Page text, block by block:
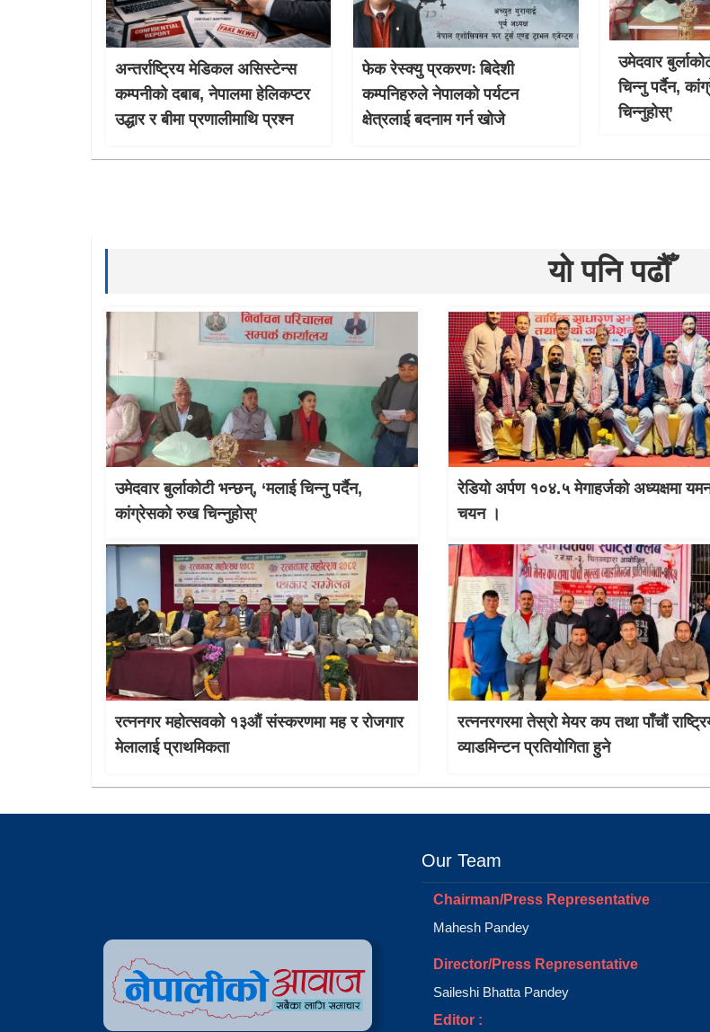
अन्तर्राष्ट्रिय मेडिकल असिस्टेन्स
कम्पनीको दबाब, नेपालमा हेलिकप्टर
उद्धार र बीमा प्रणालीमाथि प्रश्न
फेक रेस्क्यु प्रकरणः बिदेशी
कम्पनिहरुले नेपालको पर्यटन
क्षेत्रलाई बदनाम गर्न खोजे
उमेदवार
चिन्नु पर्दैन,
चिन्नुहोस्’
यो पनि पढौँ
उमेदवार बुर्लाकोटी भन्छन्, ‘मलाई चिन्नु पर्दैन,
कांग्रेसको रुख चिन्नुहोस्’
रेडियो अर्पण १०४.५ मेगाहर्जको अध्यक्षमा
चयन ।
रत्ननगर महोत्सवको १३औं संस्करणमा मह र रोजगार
मेलालाई प्राथमिकता
रत्ननरगरमा तेस्राे मेयर कप तथा पाँचौं
व्याडमिन्टन प्रतियोगिता हुने
Our Team
Chairman/Press Representative
Mahesh Pandey
Director/Press Representative
Saileshi Bhatta Pandey
Editor :